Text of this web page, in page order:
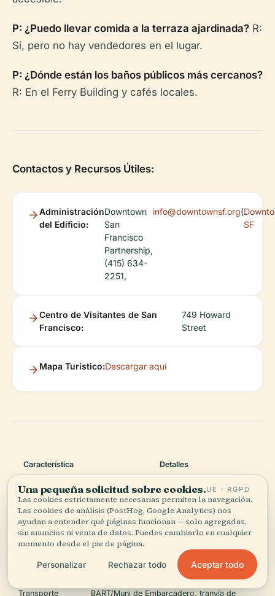
P: ¿Puedo llevar comida a la terraza ajardinada? R:
Sí, pero no hay vendedores en el lugar.
P: ¿Dónde están los baños públicos más cercanos?
R: En el Ferry Building y cafés locales.
Contactos y Recursos Útiles:
Administración
del Edificio:
Downtown
San
Francisco
Partnership,
(415) 634-
2251,
info@downtownsf.org(
SF
Centro de Visitantes de San
Francisco:
749 Howard
Street
Mapa Turístico:Descargar aquí
Característica Detalles
Dirección
150 California Street, San Francisco, CA
94111
Espacio Público Terraza ajardinada (Lun–Vie, 9am–6pm)
Acceso
Entrar al vestíbulo, registrarse con
seguridad
Transporte BART/Muni de Embarcadero, tranvía de
Una pequeña solicitud sobre cookies.UE · RGPD
Las cookies estrictamente necesarias permiten la navegación.
Las cookies de análisis (PostHog, Google Analytics) nos
ayudan a entender qué páginas funcionan — solo agregadas,
sin anuncios ni venta de datos. Puedes cambiarlo en cualquier
momento desde el pie de página.
Personalizar Rechazar todo Aceptar todo